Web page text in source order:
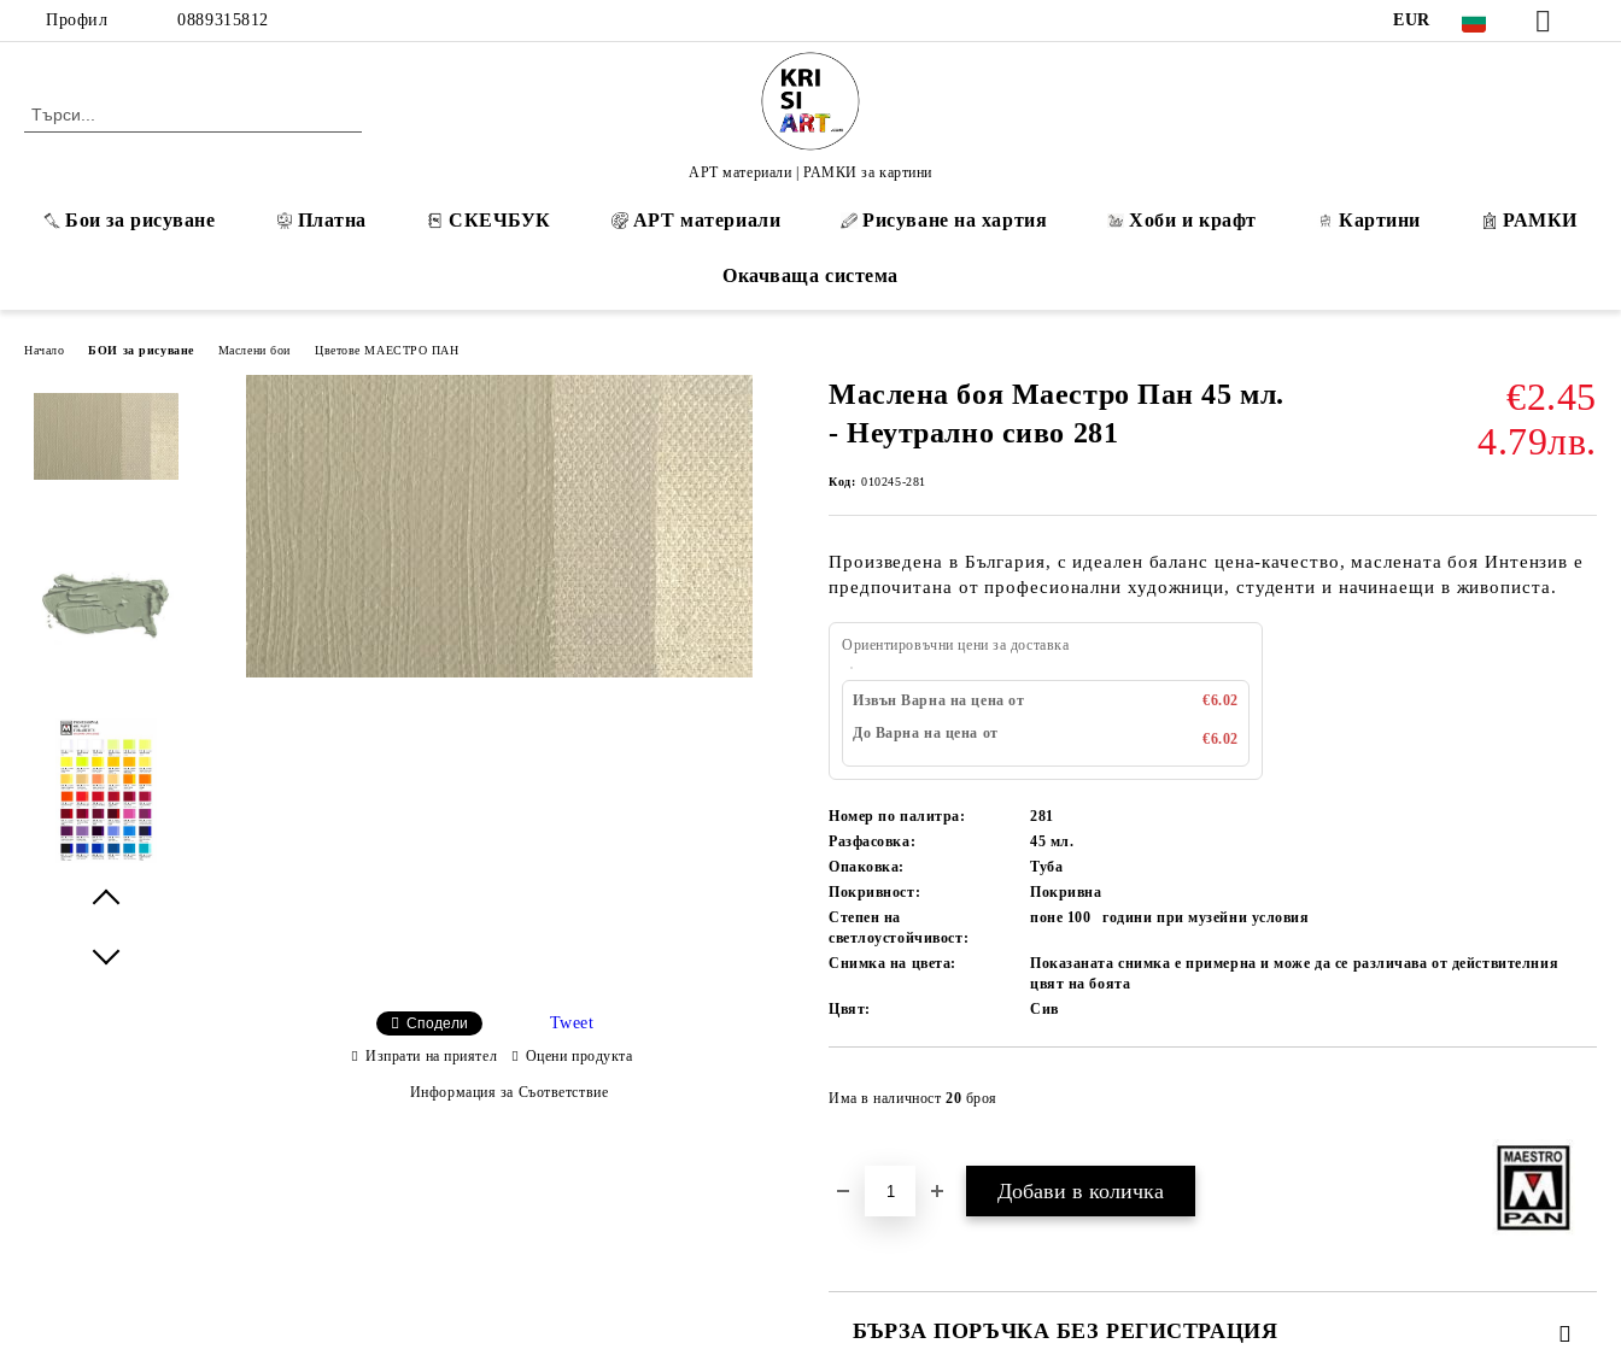
Профил 0889315812 EUR
АРТ материали | РАМКИ за картини
Бои за рисуване Платна СКЕЧБУК АРТ материали Рисуване на хартия Хоби и крафт Картини РАМКИ
Окачваща система
Начало БОИ за рисуване Маслени бои Цветове МАЕСТРО ПАН
Маслена боя Маестро Пан 45 мл.
- Неутрално сиво 281
€2.45
4.79лв.
Код: 010245-281
Произведена в България, с идеален баланс цена-качество, маслената боя Интензив е
предпочитана от професионални художници, студенти и начинаещи в живописта.
Ориентировъчни цени за доставка
Извън Варна на цена от
€6.02
До Варна на цена от
€6.02
Номер по палитра:
281
Разфасовка:
45 мл.
Опаковка:
Туба
Покривност:
Покривна
Степен на
светлоустойчивост:
поне 100 години при музейни условия
Снимка на цвета:
Показаната снимка е примерна и може да се различава от действителния
цвят на боята
Цвят:
Сив
Има в наличност 20 броя
БЪРЗА ПОРЪЧКА БЕЗ РЕГИСТРАЦИЯ
Сподели Tweet
Изпрати на приятел Оцени продукта
Информация за Съответствие